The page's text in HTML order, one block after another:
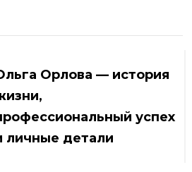
Орлова — история
успех
личные детали